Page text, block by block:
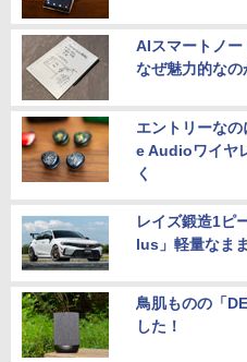
AIスマートノ
なぜ魅力的なの
エントリーな
e Audioワイヤ
く
レイズ鍛造1ピ
lus」軽量なま
鳥肌ものの「
した！